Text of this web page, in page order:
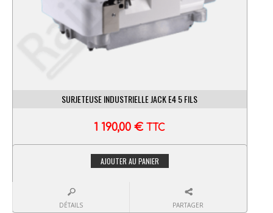
SURJETEUSE INDUSTRIELLE JACK E4 5 FILS
1 190,00€ TTC
AJOUTER AU PANIER
DÉTAILS PARTAGER